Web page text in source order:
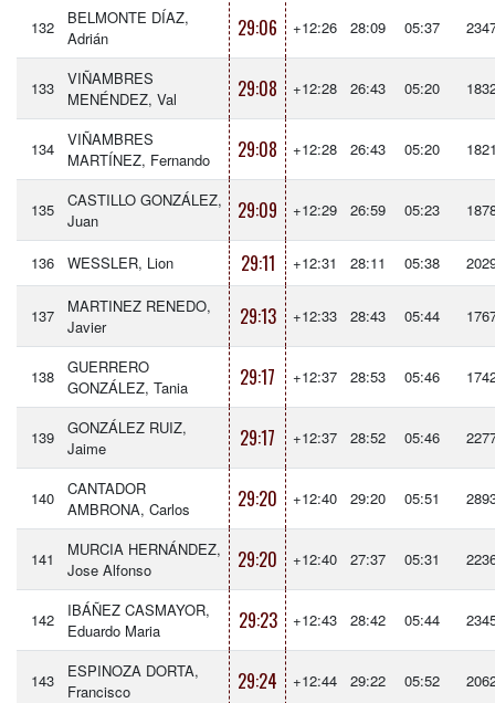
132
BELMONTE DÍAZ,
Adrián
29:06 +12:26 28:09 05:37
133
VIÑAMBRES
MENÉNDEZ, Val
29:08 +12:28 26:43 05:20
134
VIÑAMBRES
MARTÍNEZ, Fernando
29:08 +12:28 26:43 05:20
135
CASTILLO GONZÁLEZ,
Juan
29:09 +12:29 26:59 05:23
136 WESSLER, Lion 29:11 +12:31 28:11 05:38
137
MARTINEZ RENEDO,
Javier
29:13 +12:33 28:43 05:44
138
GUERRERO
GONZÁLEZ, Tania
29:17 +12:37 28:53 05:46
139
GONZÁLEZ RUIZ,
Jaime
29:17 +12:37 28:52 05:46
140
CANTADOR
AMBRONA, Carlos
29:20 +12:40 29:20 05:51
141
MURCIA HERNÁNDEZ,
Jose Alfonso
29:20 +12:40 27:37 05:31
142
IBÁÑEZ CASMAYOR,
Eduardo Maria
29:23 +12:43 28:42 05:44
143
ESPINOZA DORTA,
Francisco
29:24 +12:44 29:22 05:52